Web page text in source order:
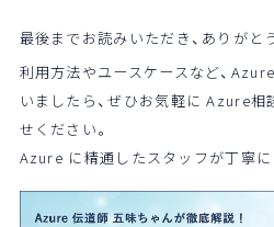
最後までお読みいただき、ありがと
利用方法やユースケースなど、
いましたら、ぜひお気軽に Azure
せください。
Azure に精通したスタッフが丁寧に